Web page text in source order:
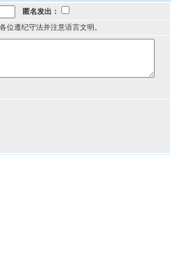
匿名发出：
位遵纪守法并注意语言文明。